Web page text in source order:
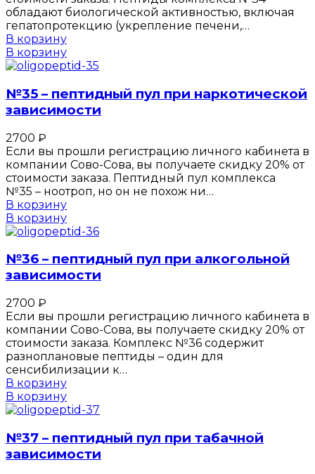
обладают биологической активностью, включая
гепатопротекцию (укрепление печени,…
В корзину
В корзину
№35 – пептидный пул при наркотической
зависимости
2700 ₽
Если вы прошли регистрацию личного кабинета в
компании Сово-Сова, вы получаете скидку 20% от
стоимости заказа. Пептидный пул комплекса
№35 – ноотроп, но он не похож ни…
В корзину
В корзину
№36 – пептидный пул при алкогольной
зависимости
2700 ₽
Если вы прошли регистрацию личного кабинета в
компании Сово-Сова, вы получаете скидку 20% от
стоимости заказа. Комплекс №36 содержит
разноплановые пептиды – один для
сенсибилизации к…
В корзину
В корзину
№37 – пептидный пул при табачной
зависимости